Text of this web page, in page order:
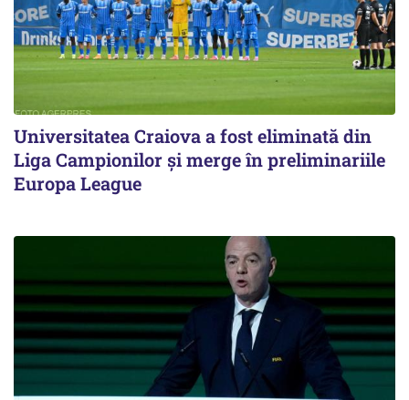
Universitatea Craiova a fost eliminată din
Liga Campionilor şi merge în preliminariile
Europa League